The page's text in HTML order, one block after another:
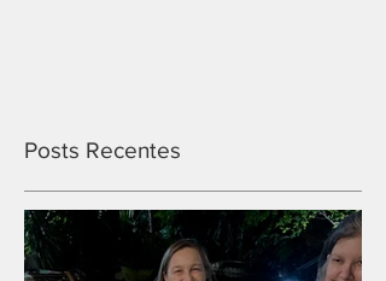
Posts Recentes